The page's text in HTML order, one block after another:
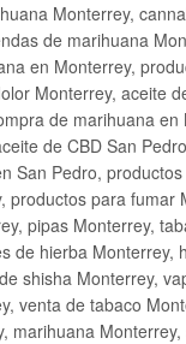
Monterrey,
de marihuana
en Monterrey,
Monterrey, aceite
de marihuana
de CBD San
San Pedro,
para fumar
pipas Monterrey,
de hierba Monterrey,
shisha Monterrey,
venta de tabaco